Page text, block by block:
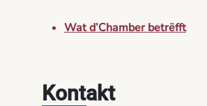
Wat d’Chamber betrëfft
Kontakt